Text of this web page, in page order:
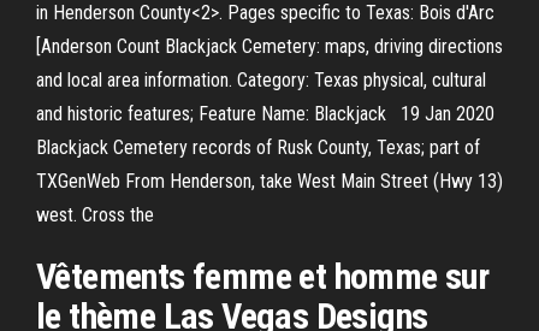
in Henderson County<2>. Pages specific to Texas: Bois d'Arc
[Anderson Count Blackjack Cemetery: maps, driving directions
and local area information. Category: Texas physical, cultural
and historic features; Feature Name: Blackjack 19 Jan 2020
Blackjack Cemetery records of Rusk County, Texas; part of
TXGenWeb From Henderson, take West Main Street (Hwy 13)
west. Cross the
Vêtements femme et homme sur
le thème Las Vegas Designs